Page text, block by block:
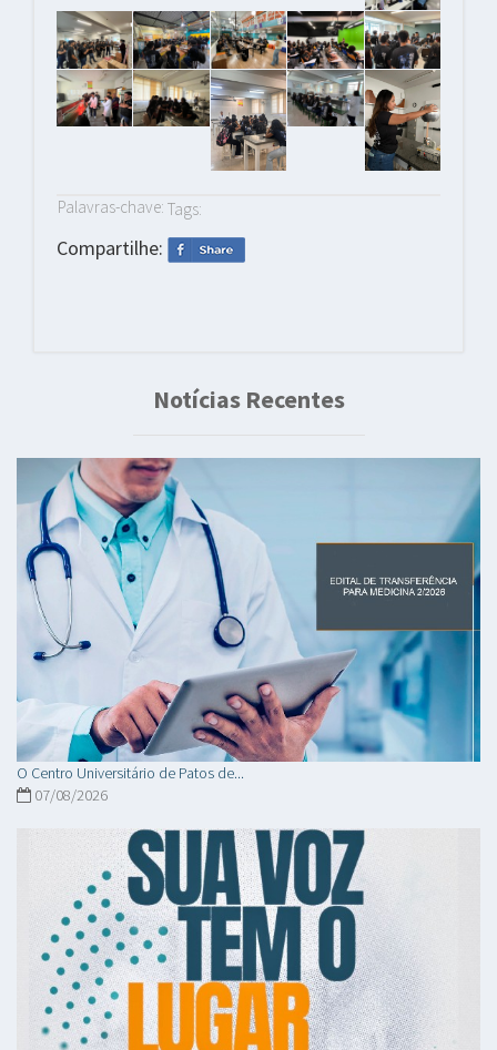
Palavras-chave: Tags:
Compartilhe:
Notícias Recentes
O Centro Universitário de Patos de...
07/08/2026